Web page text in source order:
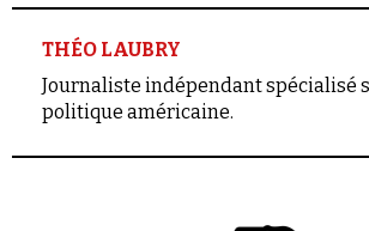
THÉO LAUBRY
Journaliste indépendant spécialisé
politique américaine.